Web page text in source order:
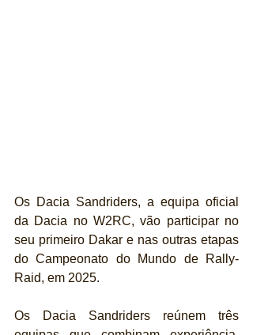
Os Dacia Sandriders, a equipa oficial
da Dacia no W2RC, vão participar no
seu primeiro Dakar e nas outras etapas
do Campeonato do Mundo de Rally-
Raid, em 2025.
Os Dacia Sandriders reúnem três